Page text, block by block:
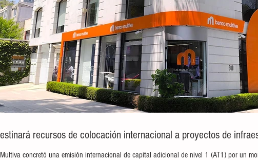
recursos de colocación internacional a proyectos de
Multiva concretó una emisión internacional de capital adicional de nivel 1 (AT1) por un